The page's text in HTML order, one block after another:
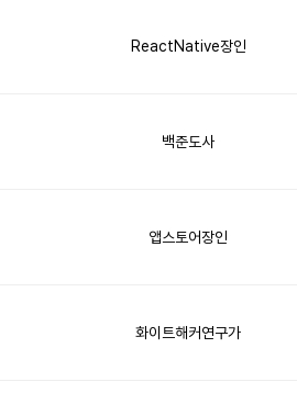
ReactNative장인
백준도사
앱스토어장인
화이트해커연구가